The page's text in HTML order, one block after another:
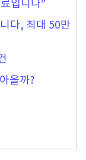
입니다”
다, 최대 50만
올까?